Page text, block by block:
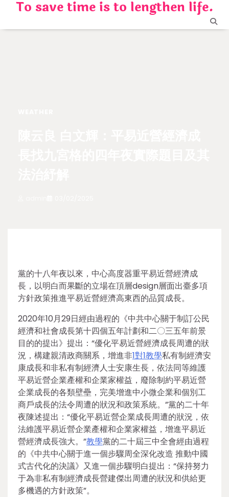
content
To save time is to lengthen life.
黨的十八年夜以來，中心高度器重平易近營經濟成
長，以明白而果斷的立場在頂層design層面出臺多項
方針政策推進平易近營經濟高東西的品質成長。
2020年10月29日經由過程的《中共中心關于制訂公民
經濟和社會成長第十四個五年計劃和二〇三五年前景
目的的提出》提出：“優化平易近營經濟成長周遭的狀
況，構建親清政商關系，增進非1對1教學私有制經濟安
康成長和非私有制經濟人士安康生長，依法同等維護
平易近營企業產權和企業家權益，廢除制約平易近營
企業成長的各類壁壘，完美增進中小微企業和個別工
商戶成長的法令周遭的狀況和政策系統。”黨的二十年
夜陳述提出：“優化平易近營企業成長周遭的狀況，依
法維護平易近營企業產權和企業家權益，增進平易近
營經濟成長強大。”教學黨的二十屆三中全會經由過程
的《中共中心關于進一個步驟周全深化改造 推動中國
式古代化的決議》又進一個步驟明白提出：“保持努力
于為非私有制經濟成長營建傑出周遭的狀況和供給更
多機遇的方針政策”。